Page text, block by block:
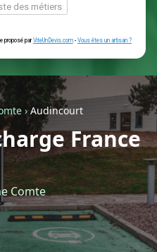
simple prise
sais pas encore
Autre
à la liste des métiers
- Service proposé parViteUnDevis.com-Vous
›Audincourt
France
Comte